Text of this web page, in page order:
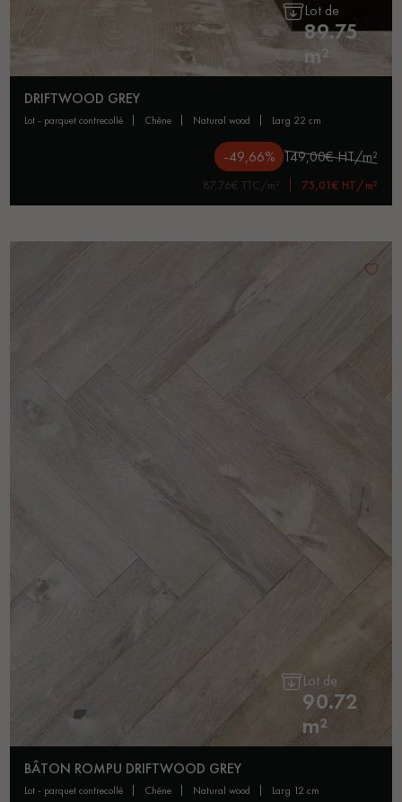
Demandez un rendez-vous personnalisé
Lot de
89.75
m²
DRIFTWOOD GREY
lot - parquet contrecollé chêne natural wood larg 22 cm
-49,66% 149,00€ HT/m²
87,76€ TTC/m² 75,01€ HT/m²
Lot de
90.72
m²
BÂTON ROMPU DRIFTWOOD GREY
lot - parquet contrecollé chêne natural wood larg 12 cm